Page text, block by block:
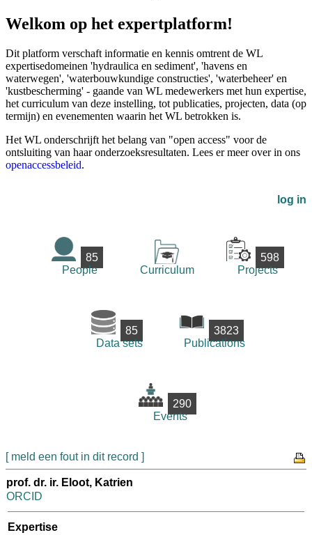
Welkom op het expertplatform!
Dit platform verschaft informatie en kennis omtrent de WL
expertisedomeinen 'hydraulica en sediment', 'havens en
waterwegen', 'waterbouwkundige constructies', 'waterbeheer' en
'kustbescherming' - gaande van WL medewerkers met hun expertise,
het curriculum van deze instelling, tot publicaties, projecten, data (op
termijn) en evenementen waarin het WL betrokken is.
Het WL onderschrijft het belang van "open access" voor de
ontsluiting van haar onderzoeksresultaten. Lees er meer over in ons
openaccessbeleid.
log in
85
People
Curriculum
598
Projects
85
Data sets
3823
Publications
290
Events
[ meld een fout in dit record ]
prof. dr. ir. Eloot, Katrien
ORCID
Expertise